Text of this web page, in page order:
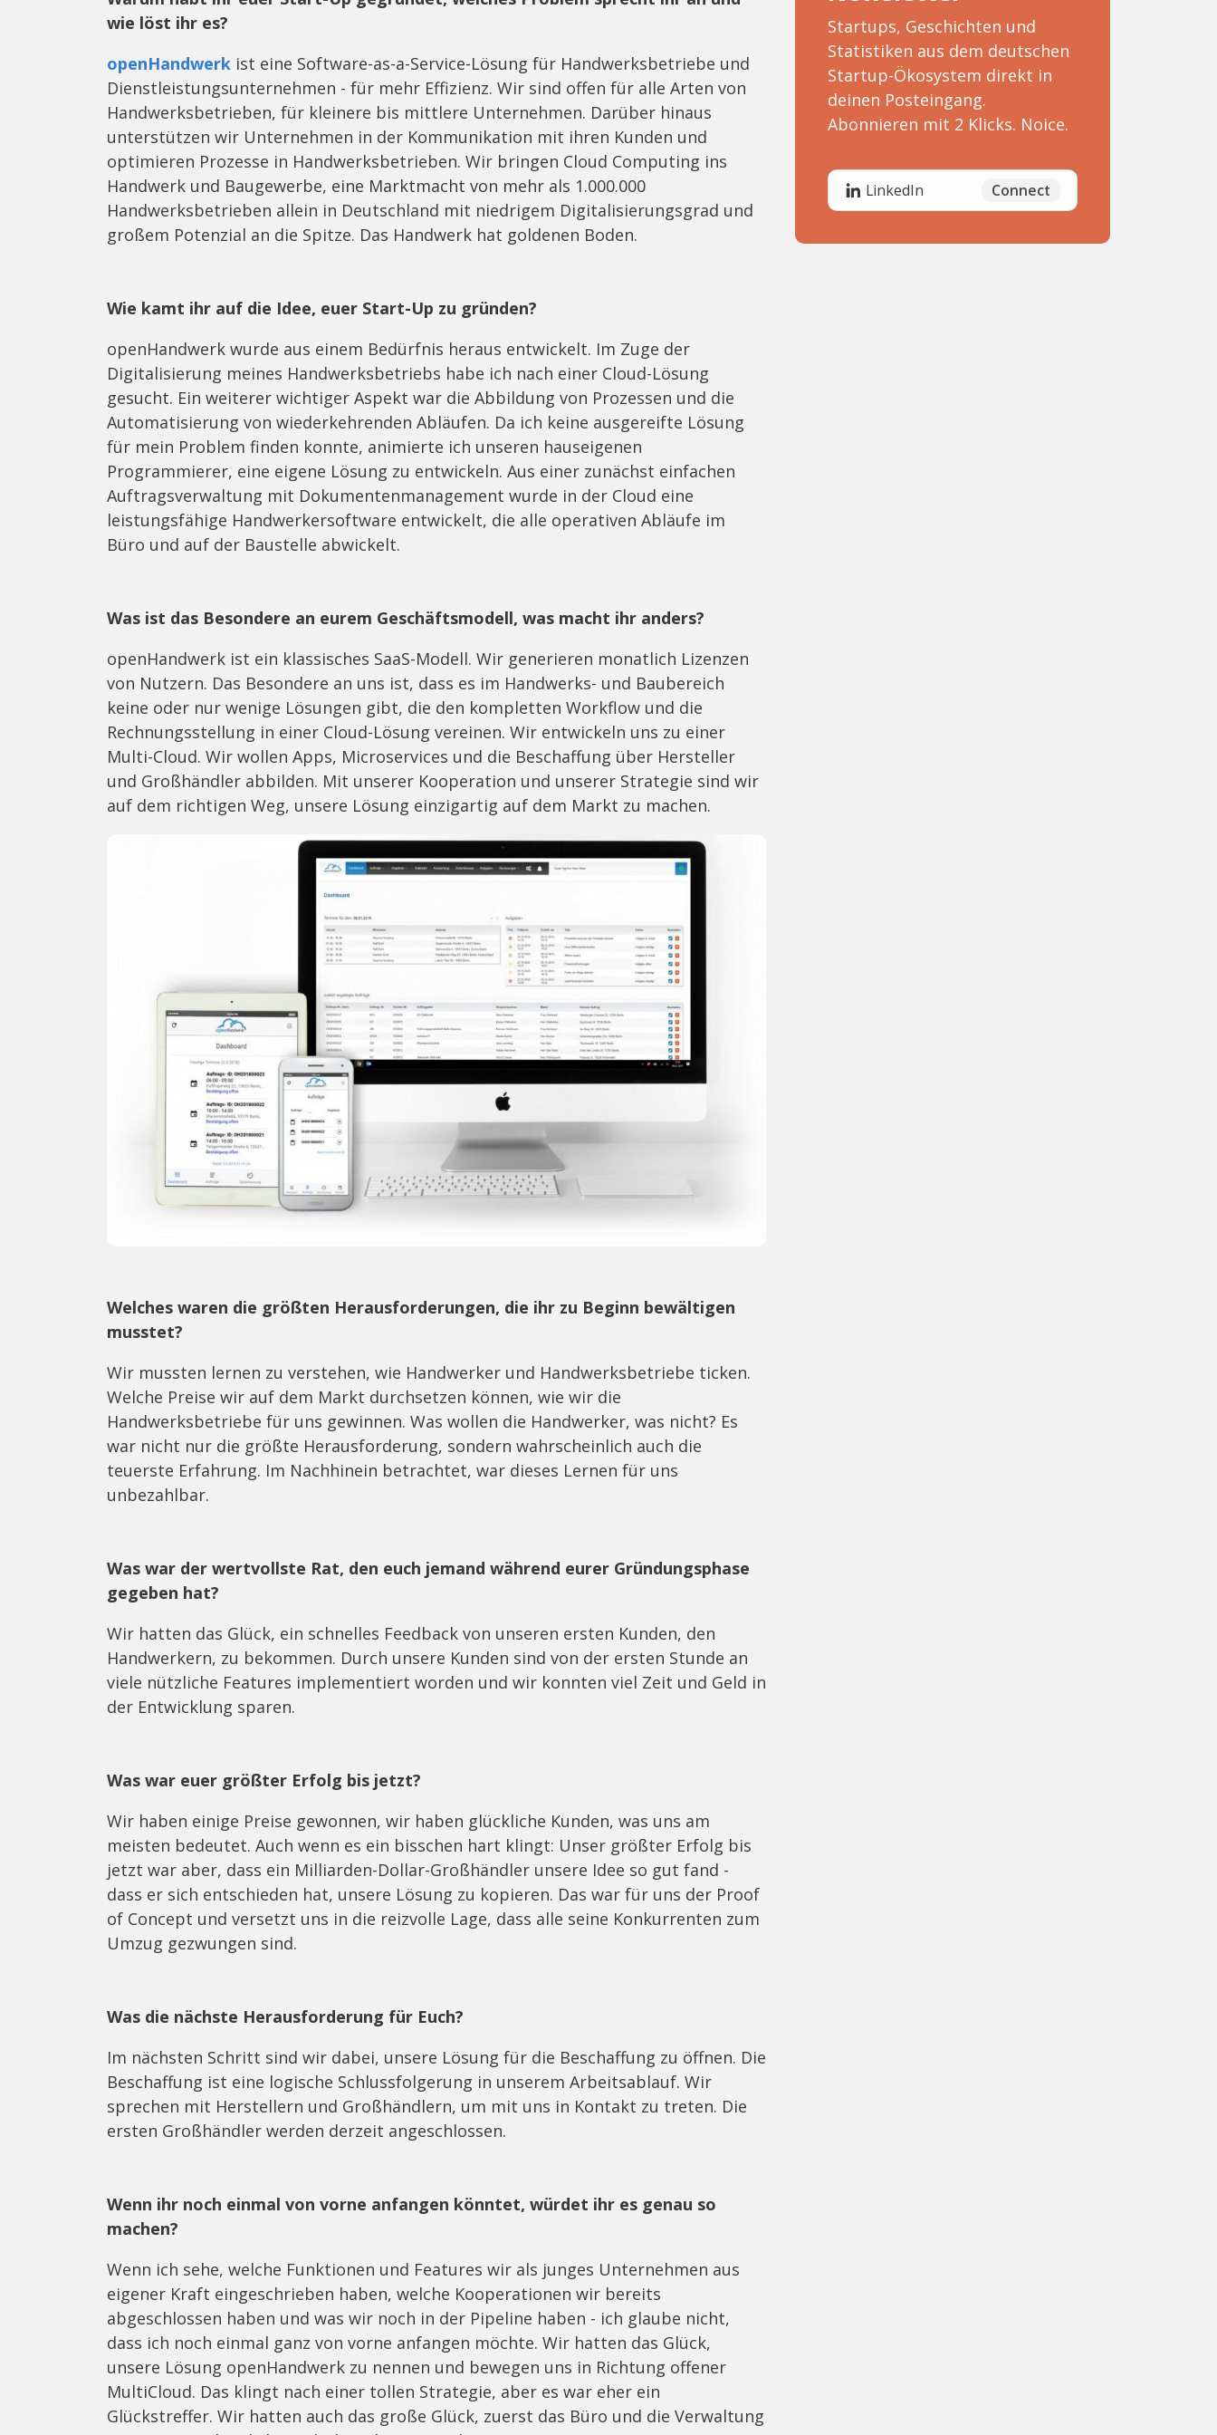
wie löst ihr es?
openHandwerk ist eine Software-as-a-Service-Lösung für Handwerksbetriebe und
Dienstleistungsunternehmen - für mehr Effizienz. Wir sind offen für alle Arten von
Handwerksbetrieben, für kleinere bis mittlere Unternehmen. Darüber hinaus
unterstützen wir Unternehmen in der Kommunikation mit ihren Kunden und
optimieren Prozesse in Handwerksbetrieben. Wir bringen Cloud Computing ins
Handwerk und Baugewerbe, eine Marktmacht von mehr als 1.000.000
Handwerksbetrieben allein in Deutschland mit niedrigem Digitalisierungsgrad und
großem Potenzial an die Spitze. Das Handwerk hat goldenen Boden.
Wie kamt ihr auf die Idee, euer Start-Up zu gründen?
openHandwerk wurde aus einem Bedürfnis heraus entwickelt. Im Zuge der
Digitalisierung meines Handwerksbetriebs habe ich nach einer Cloud-Lösung
gesucht. Ein weiterer wichtiger Aspekt war die Abbildung von Prozessen und die
Automatisierung von wiederkehrenden Abläufen. Da ich keine ausgereifte Lösung
für mein Problem finden konnte, animierte ich unseren hauseigenen
Programmierer, eine eigene Lösung zu entwickeln. Aus einer zunächst einfachen
Auftragsverwaltung mit Dokumentenmanagement wurde in der Cloud eine
leistungsfähige Handwerkersoftware entwickelt, die alle operativen Abläufe im
Büro und auf der Baustelle abwickelt.
Was ist das Besondere an eurem Geschäftsmodell, was macht ihr anders?
openHandwerk ist ein klassisches SaaS-Modell. Wir generieren monatlich Lizenzen
von Nutzern. Das Besondere an uns ist, dass es im Handwerks- und Baubereich
keine oder nur wenige Lösungen gibt, die den kompletten Workflow und die
Rechnungsstellung in einer Cloud-Lösung vereinen. Wir entwickeln uns zu einer
Multi-Cloud. Wir wollen Apps, Microservices und die Beschaffung über Hersteller
und Großhändler abbilden. Mit unserer Kooperation und unserer Strategie sind wir
auf dem richtigen Weg, unsere Lösung einzigartig auf dem Markt zu machen.
Welches waren die größten Herausforderungen, die ihr zu Beginn bewältigen
musstet?
Wir mussten lernen zu verstehen, wie Handwerker und Handwerksbetriebe ticken.
Welche Preise wir auf dem Markt durchsetzen können, wie wir die
Handwerksbetriebe für uns gewinnen. Was wollen die Handwerker, was nicht? Es
war nicht nur die größte Herausforderung, sondern wahrscheinlich auch die
teuerste Erfahrung. Im Nachhinein betrachtet, war dieses Lernen für uns
unbezahlbar.
Was war der wertvollste Rat, den euch jemand während eurer Gründungsphase
gegeben hat?
Wir hatten das Glück, ein schnelles Feedback von unseren ersten Kunden, den
Handwerkern, zu bekommen. Durch unsere Kunden sind von der ersten Stunde an
viele nützliche Features implementiert worden und wir konnten viel Zeit und Geld in
der Entwicklung sparen.
Was war euer größter Erfolg bis jetzt?
Wir haben einige Preise gewonnen, wir haben glückliche Kunden, was uns am
meisten bedeutet. Auch wenn es ein bisschen hart klingt: Unser größter Erfolg bis
jetzt war aber, dass ein Milliarden-Dollar-Großhändler unsere Idee so gut fand -
dass er sich entschieden hat, unsere Lösung zu kopieren. Das war für uns der Proof
of Concept und versetzt uns in die reizvolle Lage, dass alle seine Konkurrenten zum
Umzug gezwungen sind.
Was die nächste Herausforderung für Euch?
Im nächsten Schritt sind wir dabei, unsere Lösung für die Beschaffung zu öffnen. Die
Beschaffung ist eine logische Schlussfolgerung in unserem Arbeitsablauf. Wir
sprechen mit Herstellern und Großhändlern, um mit uns in Kontakt zu treten. Die
ersten Großhändler werden derzeit angeschlossen.
Wenn ihr noch einmal von vorne anfangen könntet, würdet ihr es genau so
machen?
Wenn ich sehe, welche Funktionen und Features wir als junges Unternehmen aus
eigener Kraft eingeschrieben haben, welche Kooperationen wir bereits
abgeschlossen haben und was wir noch in der Pipeline haben - ich glaube nicht,
dass ich noch einmal ganz von vorne anfangen möchte. Wir hatten das Glück,
unsere Lösung openHandwerk zu nennen und bewegen uns in Richtung offener
MultiCloud. Das klingt nach einer tollen Strategie, aber es war eher ein
Glückstreffer. Wir hatten auch das große Glück, zuerst das Büro und die Verwaltung
Startups, Geschichten und
Statistiken aus dem deutschen
Startup-Ökosystem direkt in
deinen Posteingang.
Abonnieren mit 2 Klicks. Noice.
LinkedIn Connect